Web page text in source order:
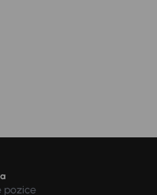
pozice